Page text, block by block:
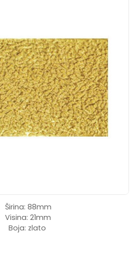
Širina: 88mm
Visina: 21mm
Boja: zlato